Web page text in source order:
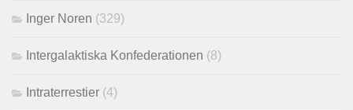
Inger Noren (329)
Intergalaktiska Konfederationen (8)
Intraterrestier (4)